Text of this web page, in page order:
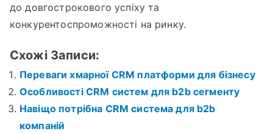
до довгострокового успіху та
конкурентоспроможності на ринку.
Схожі Записи:
Переваги хмарної CRM платформи для бізнесу
Особливості CRM систем для b2b сегменту
Навіщо потрібна CRM система для b2b
компаній